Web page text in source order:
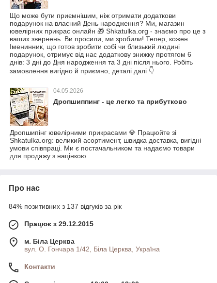
Що може бути приємнішим, ніж отримати додаткови
подарунок на власний День народження? Ми, магазин
ювелірних прикрас онлайн 🎁 Shkatulka.org - знаємо про це з
ваших звернень. Ви просили, ми зробили! Тепер, кожен
Іменинник, що готов зробити собі чи близький людині
подарунок, отримує від нас додаткову знижку протягом 6
днів: 3 дні до Дня народження та 3 дні після нього. Робіть
замовлення вигідно й приємно, деталі далі 👇
04.05.2026
Дропшиппинг - це легко та прибутково
Дропшипінг ювелірними прикрасами 💎 Працюйте зі
Shkatulka.org: великий асортимент, швидка доставка, вигідні
умови співпраці. Ми є постачальником та надаємо товари
для продажу з націнкою.
Про нас
84% позитивних з 137 відгуків за рік
Працює з 29.12.2015
м. Біла Церква
вул. О. Гончара 1/42, Біла Церква, Україна
Контакти